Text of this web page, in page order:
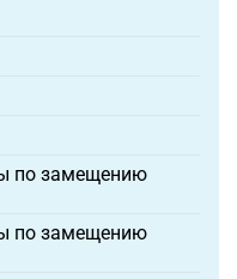
по замещению
по замещению